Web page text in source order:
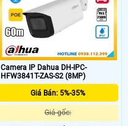
Camera IP Dahua DH-IPC-
HFW3841T-ZAS-S2 (8MP)
Giá Bán: 5%-35%
Giá gốc: